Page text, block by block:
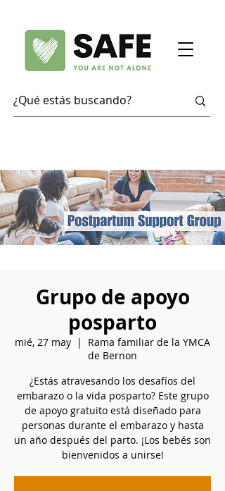
Grupo de apoyo
posparto
mié, 27 may
  |
Rama familiar de la YMCA
de Bernon
¿Estás atravesando los desafíos del
embarazo o la vida posparto? Este grupo
de apoyo gratuito está diseñado para
personas durante el embarazo y hasta
un año después del parto. ¡Los bebés son
bienvenidos a unirse!